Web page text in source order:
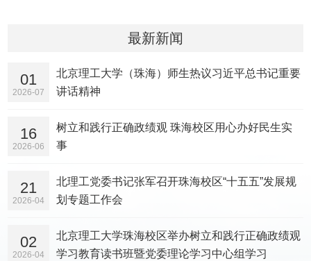
最新新闻
01
2026-07
北京理工大学（珠海）师生热议习近平总书记重要
讲话精神
16
2026-06
树立和践行正确政绩观 珠海校区用心办好民生实
事
21
2026-04
北理工党委书记张军召开珠海校区“十五五”发展规
划专题工作会
02
2026-04
北京理工大学珠海校区举办树立和践行正确政绩观
学习教育读书班暨党委理论学习中心组学习